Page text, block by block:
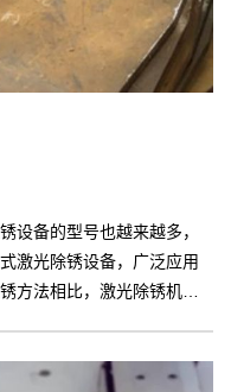
设备的型号也越来越多，
激光除锈设备，广泛应用
方法相比，激光除锈机具